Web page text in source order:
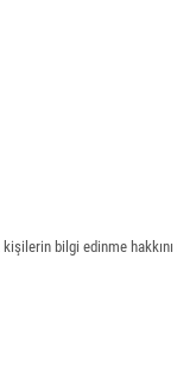
bilgi edinme